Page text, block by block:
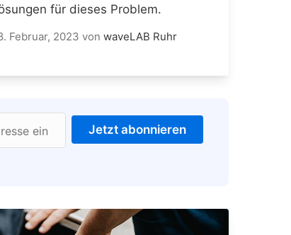
für dieses Problem.
Februar, 2023 von waveLAB Ruhr
ein Jetzt abonnieren